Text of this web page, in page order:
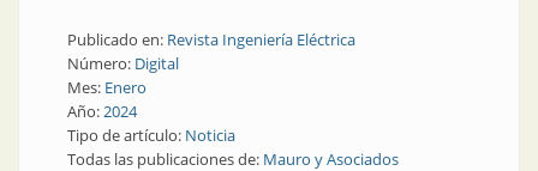
Publicado en: Revista Ingeniería Eléctrica
Número: Digital
Mes: Enero
Año:2024
Tipo de artículo: Noticia
Todas las publicaciones de: Mauro y Asociados